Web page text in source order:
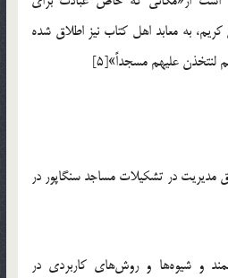
به معابد اهل كتاب نيز اطلاق شده
لنتخذن عليهم مسجداً»[5]
در تشكيلات مساجد سنگاپور در
و شيوه‌ها و روش‌هاي كاربردي در